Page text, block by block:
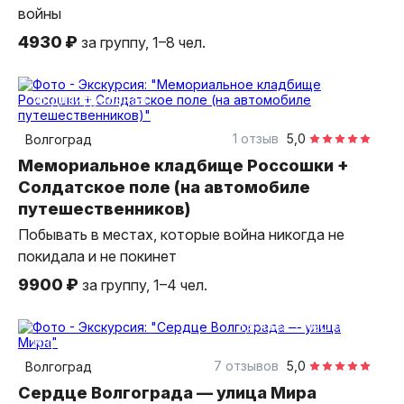
войны
4930 ₽ за группу, 1–8 чел.
индивидуальная
Волгоград 5,0
1 отзыв
Мемориальное кладбище Россошки +
Солдатское поле (на автомобиле
путешественников)
Побывать в местах, которые война никогда не
покидала и не покинет
9900 ₽ за группу, 1–4 чел.
1,5 часа
пешком
индивидуальная
Волгоград
5,0
7 отзывов
Сердце Волгограда — улица Мира